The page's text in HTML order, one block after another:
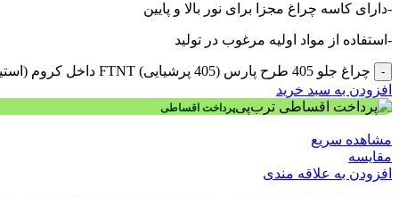
-دارای کاسه چراغ مجزا برای نور بالا و پایین
-استفاده از مواد اولیه مرغوب در تولید
-
چراغ جلو 405 طرح پارس (405 پرشیایی) FTNT داخل کروم (استیل) عدد
افزودن به سبد خرید
پرداخت اقساطی
مشاهده سریع
مقایسه
افزودن به علاقه مندی